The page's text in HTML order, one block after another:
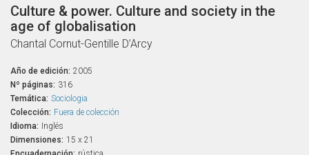
Culture & power. Culture and society in the
age of globalisation
Chantal Cornut-Gentille D’Arcy
Año de edición: 2005
Nº páginas: 316
Temática: Sociologia
Colección: Fuera de colección
Idioma:
Inglés
Dimensiones: 15 x 21